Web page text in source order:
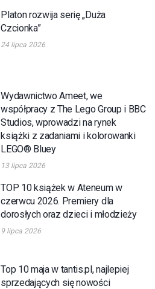
Platon rozwija serię „Duża
Czcionka”
24 lipca 2026
Wydawnictwo Ameet, we
współpracy z The Lego Group i BBC
Studios, wprowadzi na rynek
książki z zadaniami i kolorowanki
LEGO® Bluey
13 lipca 2026
TOP 10 książek w Ateneum w
czerwcu 2026. Premiery dla
dorosłych oraz dzieci i młodzieży
9 lipca 2026
Top 10 maja w tantis.pl, najlepiej
sprzedających się nowości